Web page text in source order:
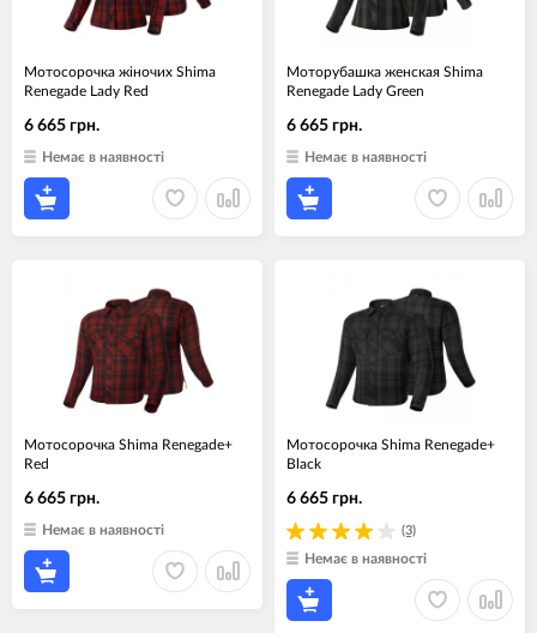
Мотосорочка жіночих Shima
Renegade Lady Red
6 665 грн.
Немає в наявності
Моторубашка женская Shima
Renegade Lady Green
6 665 грн.
Немає в наявності
Мотосорочка Shima Renegade+
Red
6 665 грн.
Немає в наявності
Мотосорочка Shima Renegade+
Black
(3)
6 665 грн.
Немає в наявності